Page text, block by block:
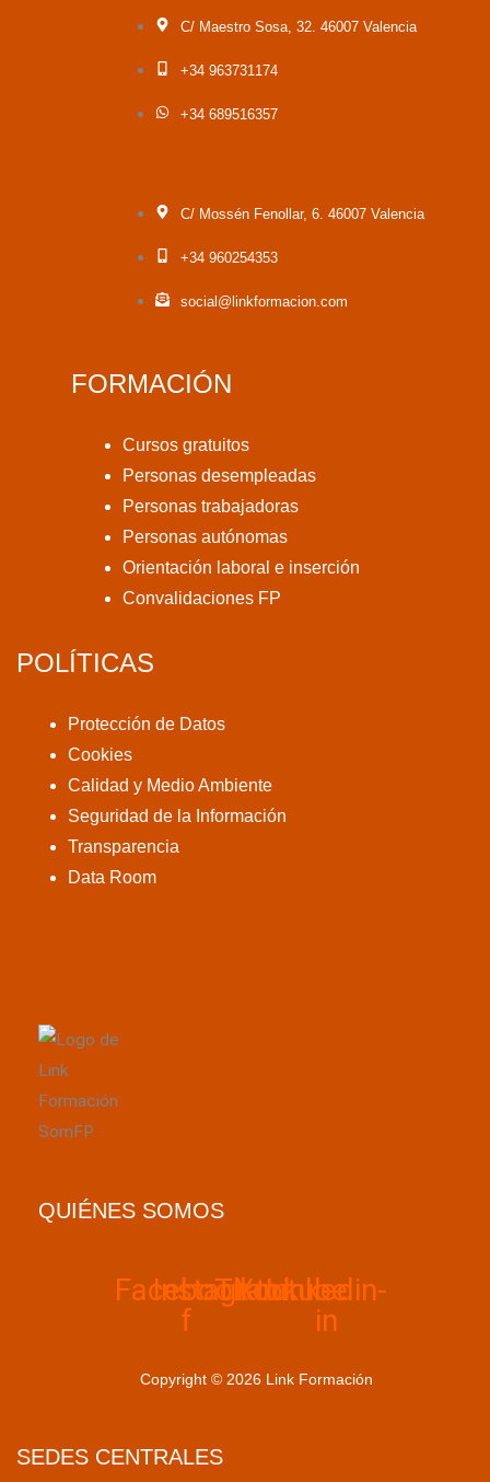
C/ Maestro Sosa, 32. 46007 Valencia
+34 963731174
+34 689516357
C/ Mossén Fenollar, 6. 46007 Valencia
+34 960254353
social@linkformacion.com
FORMACIÓN
Cursos gratuitos
Personas desempleadas
Personas trabajadoras
Personas autónomas
Orientación laboral e inserción
Convalidaciones FP
POLÍTICAS
Protección de Datos
Cookies
Calidad y Medio Ambiente
Seguridad de la Información
Transparencia
Data Room
QUIÉNES SOMOS
Facebook-
f
Instagram
Tiktok
Youtube
Linkedin-
in
Copyright © 2026 Link Formación
SEDES CENTRALES